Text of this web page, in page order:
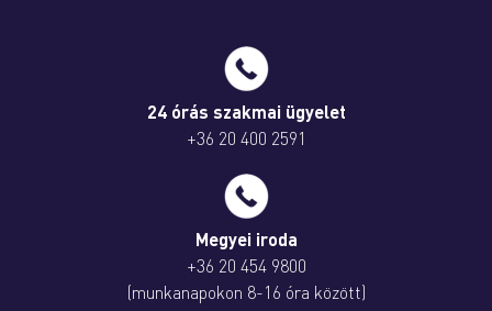
24 órás szakmai ügyelet
+36 20 400 2591
Megyei iroda
+36 20 454 9800
(munkanapokon 8-16 óra között)